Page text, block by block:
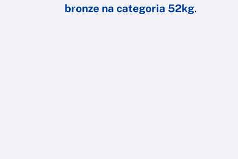
bronze na categoria 52kg.